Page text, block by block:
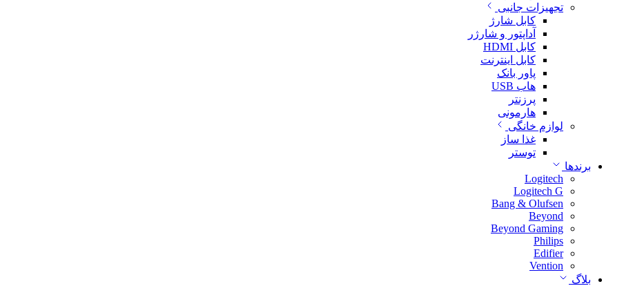
تجهیزات جانبی
کابل شارژ
آداپتور و شارژر
کابل HDMI
کابل اینترنت
پاور بانک
هاب USB
پرزنتر
هارمونی
لوازم خانگی
غذا ساز
توستر
برندها
Logitech
Logitech G
Bang & Olufsen
Beyond
Beyond Gaming
Philips
Edifier
Vention
بلاگ